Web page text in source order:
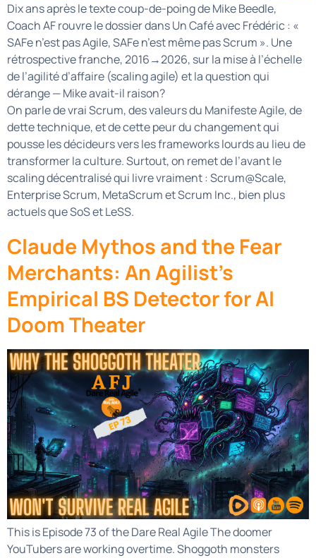
Dix ans après le texte coup-de-poing de Mike Beedle,
Coach AF rouvre le dossier dans Un Café avec Frédéric : «
SAFe n’est pas Agile, SAFe n’est même pas Scrum ». Une
rétrospective franche, 2016→2026, sur la mise à l’échelle
de l’agilité d’affaire (scaling agile) et la question qui
dérange — Mike avait-il raison?
On parle de vrai Scrum, des valeurs du Manifeste Agile, de
dette technique, et de cette peur du changement qui
pousse les décideurs vers les frameworks lourds au lieu de
transformer la culture. Surtout, on remet de l’avant le
scaling décentralisé qui livre vraiment : Scrum@Scale,
Enterprise Scrum, MetaScrum et Scrum Inc., bien plus
actuels que SoS et LeSS.
Claude Mythos and the Fear
Merchants: An Agilist’s
Empirical BS Detector for AI
Doom Theater
This is Episode 73 of the Dare Real Agile The doomer
YouTubers are working overtime. Shoggoth monsters